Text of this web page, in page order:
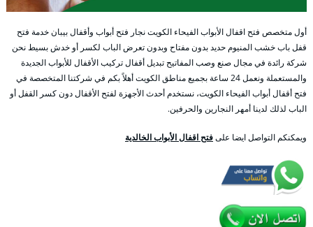
أول متخصص فتح اقفال الأبواب الفيحاء الكويت نجار فتح أبواب وأقفال بيبان خدمة فتح
قفل باب خشب المنيوم حديد بدون مفتاح وبدون تعرض الباب لكسر أو خدش بسيط نحن
شركة رائدة في مجال صنع وصب المفاتيح تبديل أقفال تركيب الأقفال للأبواب الجديدة
والمستعملة ونعمل 24 ساعة بجميع مناطق الكويت أهلاً بكم في شركتنا المتخصصة في
فتح أقفال أبواب الفيحاء الكويت، نستخدم أحدث الأجهزة لفتح الأقفال دون كسر القفل أو
الباب لذلك لدينا أمهر النجارين والحرفين.
ويمكنكم التواصل ايضا علىفتح اقفال الأبواب الخالدية